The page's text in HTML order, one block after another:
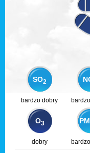
SO2
bardzo dobry
O3
dobry